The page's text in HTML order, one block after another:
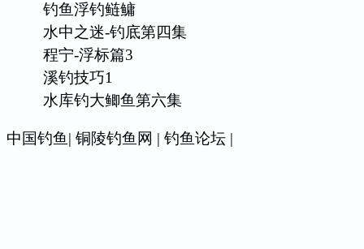
钓鱼浮钓鲢鳙
水中之迷-钓底第四集
程宁-浮标篇3
溪钓技巧1
水库钓大鲫鱼第六集
中国钓鱼| 铜陵钓鱼网 | 钓鱼论坛 |